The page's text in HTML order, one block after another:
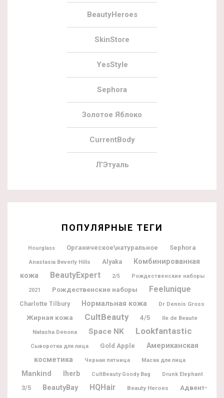
BeautyHeroes
SkinStore
YesStyle
Sephora
Золотое Яблоко
CurrentBody
Л’Этуаль
ПОПУЛЯРНЫЕ ТЕГИ
Hourglass Органическое\натуральное Sephora
Anastasia Beverly Hills Alyaka
Комбинированная
кожа
BeautyExpert 2/5 Рождественские наборы
2021 Рождественские наборы Feelunique
Charlotte Tilbury Нормальная кожа Dr Dennis Gross
Жирная кожа CultBeauty 4/5
Ile de Beaute
Natasha Denona
Space NK Lookfantastic
Сыворотка для лица Gold Apple
Американская
косметика
Черная пятница Маска для лица
Mankind Iherb CultBeauty Goody Bag Drunk Elephant
3/5 BeautyBay HQHair Beauty Heroes
Адвент-